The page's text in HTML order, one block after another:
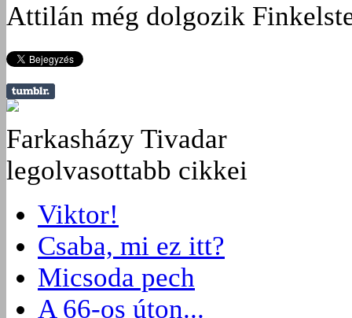
Attilán még dolgozik
Farkasházy Tivadar
legolvasottabb cikkei
Viktor!
Csaba, mi ez itt?
Micsoda pech
A 66-os úton...